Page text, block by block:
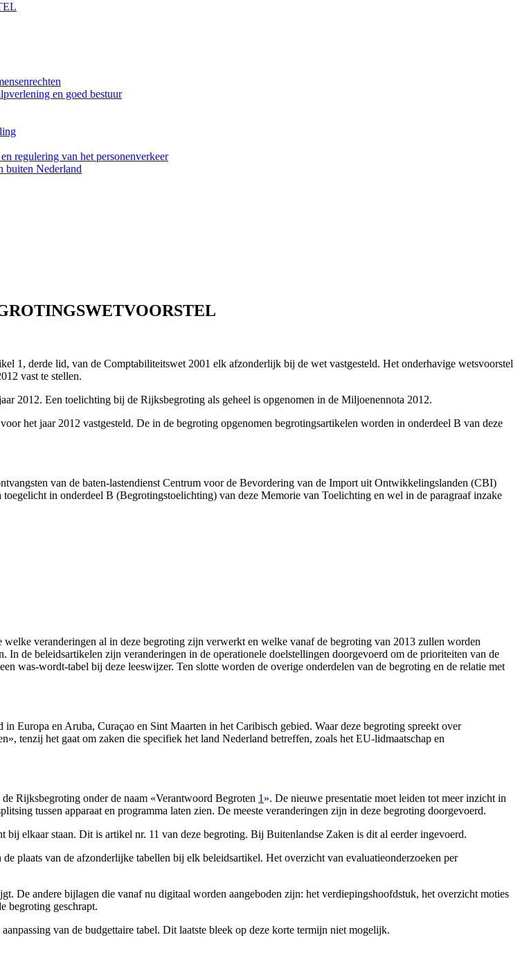
en goed bestuur
regulering van het personenverkeer
buiten Nederland
1, derde lid, van de Comptabiliteitswet 2001 elk afzonderlijk bij de wet vastgesteld. Het onderhavige wetsvoorstel
vast te stellen.
2012. Een toelichting bij de Rijksbegroting als geheel is opgenomen in de Miljoenennota 2012.
het jaar 2012 vastgesteld. De in de begroting opgenomen begrotingsartikelen worden in onderdeel B van deze
van de baten-lastendienst Centrum voor de Bevordering van de Import uit Ontwikkelingslanden (CBI)
in onderdeel B (Begrotingstoelichting) van deze Memorie van Toelichting en wel in de paragraaf inzake
veranderingen al in deze begroting zijn verwerkt en welke vanaf de begroting van 2013 zullen worden
de beleidsartikelen zijn veranderingen in de operationele doelstellingen doorgevoerd om de prioriteiten van de
was-wordt-tabel bij deze leeswijzer. Ten slotte worden de overige onderdelen van de begroting en de relatie met
Europa en Aruba, Curaçao en Sint Maarten in het Caribisch gebied. Waar deze begroting spreekt over
tenzij het gaat om zaken die specifiek het land Nederland betreffen, zoals het EU-lidmaatschap en
Rijksbegroting onder de naam «Verantwoord Begroten 1 ». De nieuwe presentatie moet leiden tot meer inzicht in
tussen apparaat en programma laten zien. De meeste veranderingen zijn in deze begroting doorgevoerd.
bij elkaar staan. Dit is artikel nr. 11 van deze begroting. Bij Buitenlandse Zaken is dit al eerder ingevoerd.
plaats van de afzonderlijke tabellen bij elk beleidsartikel. Het overzicht van evaluatieonderzoeken per
De andere bijlagen die vanaf nu digitaal worden aangeboden zijn: het verdiepingshoofdstuk, het overzicht moties
begroting geschrapt.
van de budgettaire tabel. Dit laatste bleek op deze korte termijn niet mogelijk.